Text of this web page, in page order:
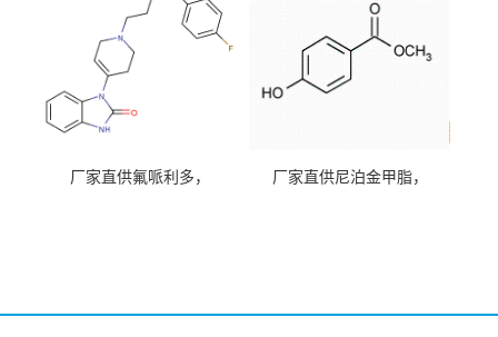
厂家直供氟哌利多，
厂家直供尼泊金甲脂，